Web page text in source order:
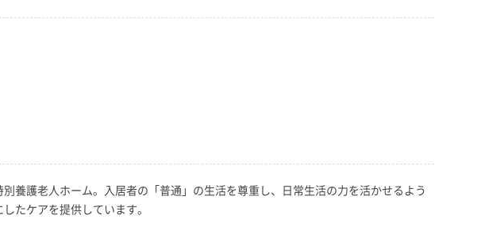
養護老人ホーム。入居者の「普通」の生活を尊重し、日常生活の力を活かせるよう
たケアを提供しています。